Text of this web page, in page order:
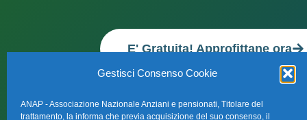
Gestisci Consenso Cookie
ANAP - Associazione Nazionale Anziani e pensionati, Titolare del
trattamento, la informa che previa acquisizione del suo consenso, il
E' Gratuita! Approfittane ora